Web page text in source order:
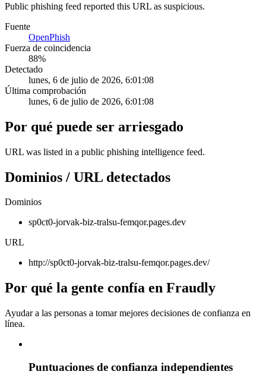
Public phishing feed reported this URL as suspicious.
Fuente
OpenPhish
Fuerza de coincidencia
88%
Detectado
lunes, 6 de julio de 2026, 6:01:08
Última comprobación
lunes, 6 de julio de 2026, 6:01:08
Por qué puede ser arriesgado
URL was listed in a public phishing intelligence feed.
Dominios / URL detectados
Dominios
sp0ct0-jorvak-biz-tralsu-femqor.pages.dev
URL
http://sp0ct0-jorvak-biz-tralsu-femqor.pages.dev/
Por qué la gente confía en Fraudly
Ayudar a las personas a tomar mejores decisiones de confianza en
línea.
Puntuaciones de confianza independientes